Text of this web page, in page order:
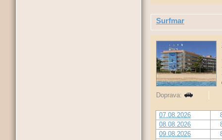
Surfmar
Doprava:
07.08.2026
08.08.2026
09.08.2026